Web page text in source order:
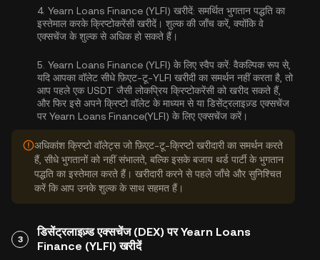
4. Yearn Loans Finance (YLFI) खरीदें: समर्थित भुगतान पद्धति का
इस्तेमाल करके क्रिप्टोकरेंसी खरीदें। शुल्क की जाँच करें, क्योंकि वे
एक्सचेंज के शुल्क से अधिक हो सकते हैं।
5. Yearn Loans Finance (YLFI) के लिए स्वैप करें: वैकल्पिक रूप से,
यदि आपका वॉलेट सीधे फ़िएट-टू-YLFI खरीदी का समर्थन नहीं करता है, तो
आप पहले एक USDT जैसी लोकप्रिय क्रिप्टोकरेंसी को खरीद सकते हैं,
और फिर इसे अपने क्रिप्टो वॉलेट के माध्यम से या डिसेंट्रलाइज़्ड एक्सचेंज
पर Yearn Loans Finance(YLFI) के लिए एक्सचेंज करें।
अधिकांश क्रिप्टो वॉलेट्स जो फ़िएट-टू-क्रिप्टो खरीदारी का समर्थन करते
हैं, सीधे भुगतानों को नहीं संभालते, बल्कि इसके बजाय थर्ड पार्टी के भुगतान
पद्धति का इस्तेमाल करते हैं। खरीदारी करने से पहले जाँचे और सुनिश्चित
करें कि आप उनके शुल्क के साथ सहमत हैं।
3
डिसेंट्रलाइज़्ड एक्सचेंज (DEX) पर Yearn Loans
Finance (YLFI) खरीदें